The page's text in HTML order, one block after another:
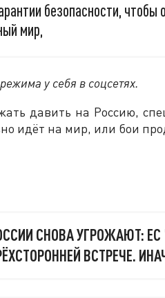
безопасности, чтобы
мир,
у себя в соцсетях.
давить на Россию,
идёт на мир, или бои
СНОВА УГРОЖАЮТ:
ВСТРЕЧЕ.